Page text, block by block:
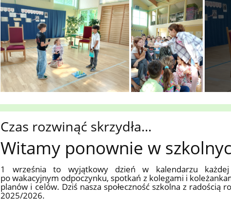
Czas rozwinąć skrzydła...
Witamy ponownie w
1 września to wyjątkowy dzień w kalendarzu
po wakacyjnym odpoczynku, spotkań z kolegami i
planów i celów. Dziś nasza społeczność szkolna z radością
2025/2026.